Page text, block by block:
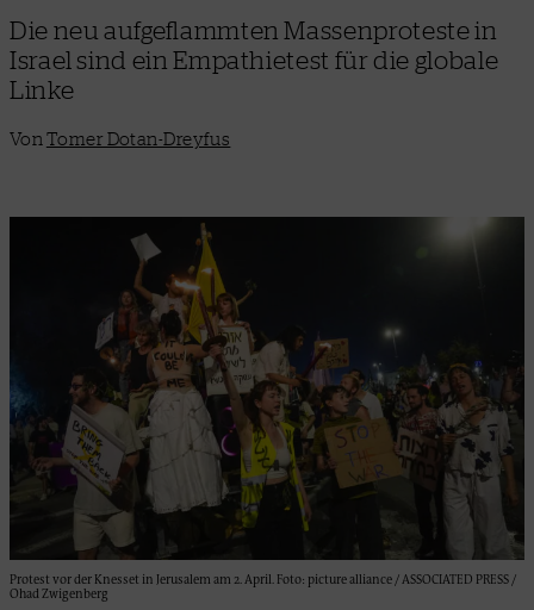
Die neu aufgeflammten Massenproteste in
Israel sind ein Empathietest für die globale
Linke
Von Tomer Dotan-Dreyfus
Protest vor der Knesset in Jerusalem am 2. April. Foto: picture alliance / ASSOCIATED PRESS /
Ohad Zwigenberg